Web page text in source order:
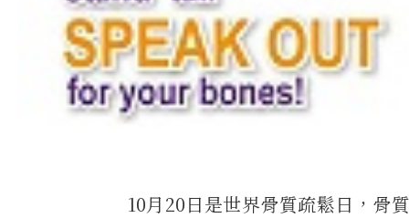
10月20日是世界骨質疏鬆日，骨